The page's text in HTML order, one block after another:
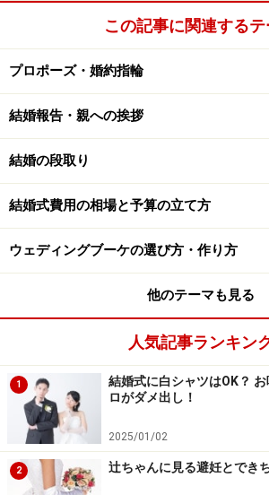
せる、セミオーダースタイルで人気で
住所：中央区銀座6-9-4
電話：(03)-3569-3560
営業時間 11:30～19:30
アイプリモ HP
銀座の路地裏に、ひっそり
【豊岩稲荷神社】
知る人ぞ知る銀座の縁結びの神様。油
いることもあります
縁結びのご利益があると信じられてい
この記事に関連するテ
プロポーズ・婚約指輪
結婚報告・親への挨拶
結婚の段取り
結婚式費用の相場と予算の立て方
ウェディングブーケの選び方・作り方
他のテーマも見る
人気記事ランキン
1
結婚式に白シャツはOK？
ロがダメ出し！
2025/01/02
2 辻ちゃんに見る避妊とでき